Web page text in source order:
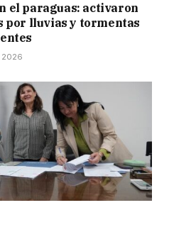
el paraguas: activaron
por lluvias y tormentas
2026